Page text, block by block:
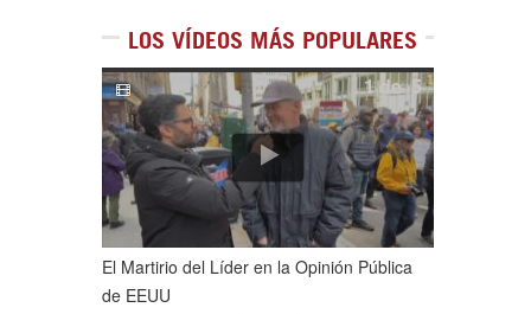
LOS VÍDEOS MÁS POPULARES
1de5
El Martirio del Líder en la Opinión Pública
de EEUU